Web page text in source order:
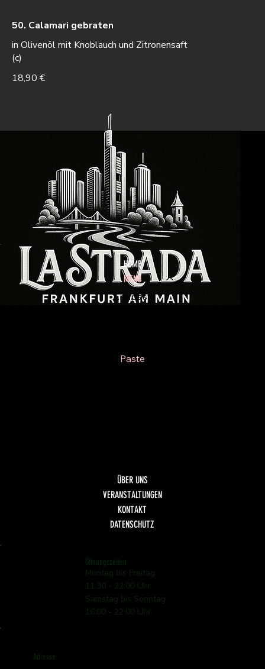
50. Calamari gebraten
in Olivenöl mit Knoblauch und Zitronensaft
(c)
18,90 €
HOME
MENU
Antipasti
Paste
ÜBER UNS
VERANSTALTUNGEN
KONTAKT
DATENSCHUTZ
Öffnungszeiten
Montag bis Freitag
11:30 - 22:00 Uhr
Samstag bis Sonntag
16:00 - 22:00 Uhr
Adresse